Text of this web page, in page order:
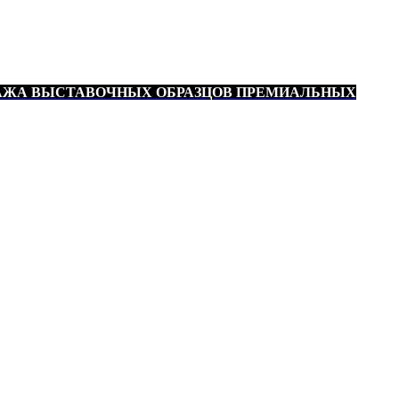
ВЫСТАВОЧНЫХ ОБРАЗЦОВ ПРЕМИАЛЬНЫХ